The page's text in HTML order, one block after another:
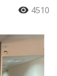
4510